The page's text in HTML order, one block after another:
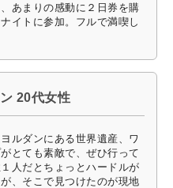
あまりの感動に２日券を購
イトに参加。フルで満喫し
20代女性
ルダンにある世界遺産、ワ
とても素敵で、ぜひ行って
人だとちょっとハードルが
、そこで見つけたのが現地